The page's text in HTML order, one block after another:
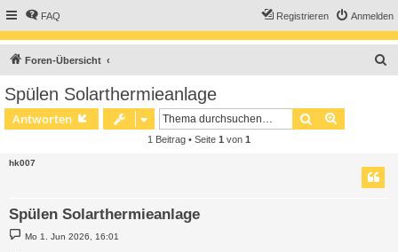
FAQ Anmelden
Registrieren
Foren-Übersicht
Spülen Solarthermieanlage
Antworten Suche
1 Beitrag • Seite 1 von 1
hk007
Spülen Solarthermieanlage
B
e
Mo 1. Jun 2026, 16:01